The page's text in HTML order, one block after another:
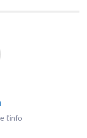
l'info